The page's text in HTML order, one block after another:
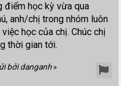
điểm học kỳ vừa qua
anh/chị trong nhóm luôn
học của chị. Chúc chị
thời gian tới.
bởi danganh»